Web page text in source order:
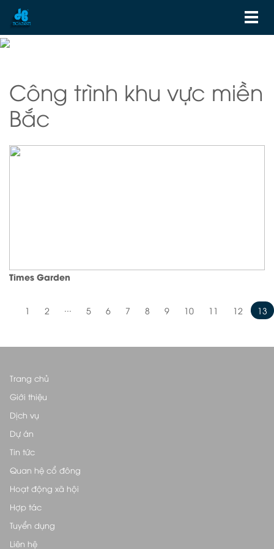
Công trình khu vực miền
Bắc
Times Garden
1 2 ... 5 6 7 8 9 10 11 12 13
Trang chủ
Giới thiệu
Dịch vụ
Dự án
Tin tức
Quan hệ cổ đông
Hoạt động xã hội
Hợp tác
Tuyển dụng
Liên hệ